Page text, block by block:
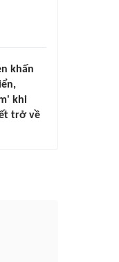
khấn
khi
trở về